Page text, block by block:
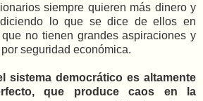
siempre quieren más dinero y
lo que se dice de ellos en
no tienen grandes aspiraciones y
seguridad económica.
sistema democrático es altamente
que produce caos en la